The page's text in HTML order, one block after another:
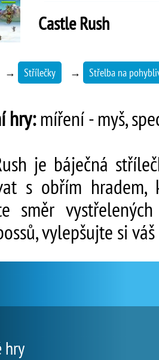
Castle Rush
→ Střílečky → Střelba na
hry:míření - myš,
je báječná
s obřím
směr
vylepšujte si
hry